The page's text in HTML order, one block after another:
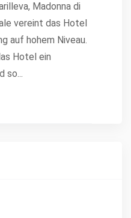
Madonna di
vereint das Hotel
auf hohem Niveau.
Hotel ein
so...